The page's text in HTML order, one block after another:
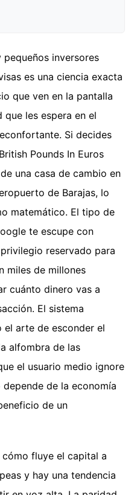
inversores
es una ciencia exacta
que ven en la pantalla
les espera en el
Si decides
Pounds In Euros
una casa de cambio en
de Barajas, lo
matemático. El tipo de
te escupe con
reservado para
miles de millones
cuánto dinero vas a
El sistema
arte de esconder el
alfombra de las
el usuario medio ignore
de la economía
de un
fluye el capital a
y hay una tendencia